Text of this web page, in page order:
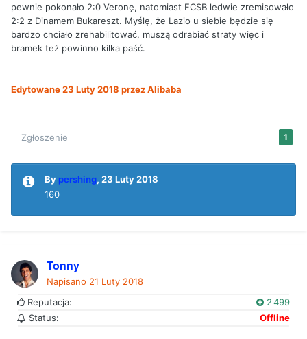
pewnie pokonało 2:0 Veronę, natomiast FCSB ledwie zremisowało
2:2 z Dinamem Bukareszt. Myślę, że Lazio u siebie będzie się
bardzo chciało zrehabilitować, muszą odrabiać straty więc i
bramek też powinno kilka paść.
Edytowane23 Luty 2018 przez Alibaba
1
Zgłoszenie
By pershing, 23 Luty 2018
160
Tonny
Napisano 21 Luty 2018
Reputacja:
2 499
Status:
Offline